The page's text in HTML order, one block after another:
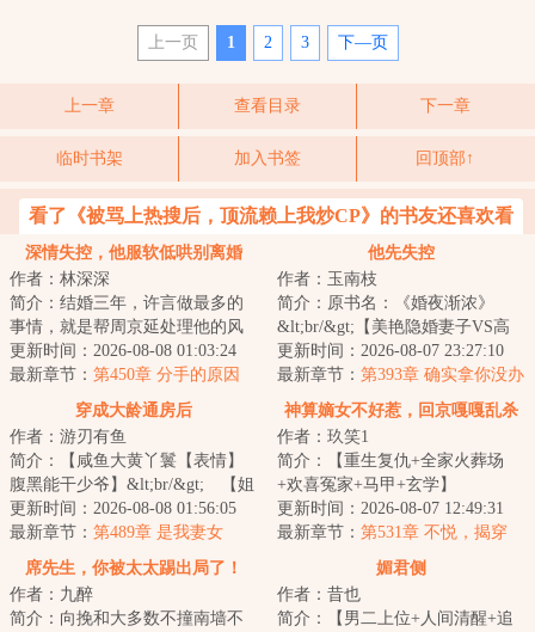
上一页 1 2 3 下—页
上一章 查看目录 下一章
临时书架 加入书签 回顶部↑
看了《被骂上热搜后，顶流赖上我炒CP》的书友还喜欢看
深情失控，他服软低哄别离婚
作者：林深深
简介：结婚三年，许言做最多的
事情，就是帮周京延处理他的风
流后事。直到又一次帮他处理完
绯闻，直到听见...
更新时间：2026-08-08 01:03:24
最新章节： 第450章 分手的原因
他先失控
作者：玉南枝
简介：原书名：《婚夜渐浓》
&lt;br/&gt;【美艳隐婚妻子VS高
冷权贵人夫】&lt;br/&gt;【久别重
逢，追妻火葬...
更新时间：2026-08-07 23:27:10
最新章节： 第393章 确实拿你没办
法
穿成大龄通房后
作者：游刃有鱼
简介：【咸鱼大黄丫鬟【表情】
腹黑能干少爷】&lt;br/&gt; 【姐
弟+甜虐+年龄差+欢脱吐槽+打脸
+美食+宅斗...
更新时间：2026-08-08 01:56:05
最新章节： 第489章 是我妻女
神算嫡女不好惹，回京嘎嘎乱杀
作者：玖笑1
简介：【重生复仇+全家火葬场
+欢喜冤家+马甲+玄学】
&lt;br/&gt;谢明月替皇帝挡箭重
伤，为家族换来世袭爵...
更新时间：2026-08-07 12:49:31
最新章节： 第531章 不悦，揭穿
席先生，你被太太踢出局了！
作者：九醉
简介：向挽和大多数不撞南墙不
媚君侧
作者：昔也
简介：【男二上位+人间清醒+追